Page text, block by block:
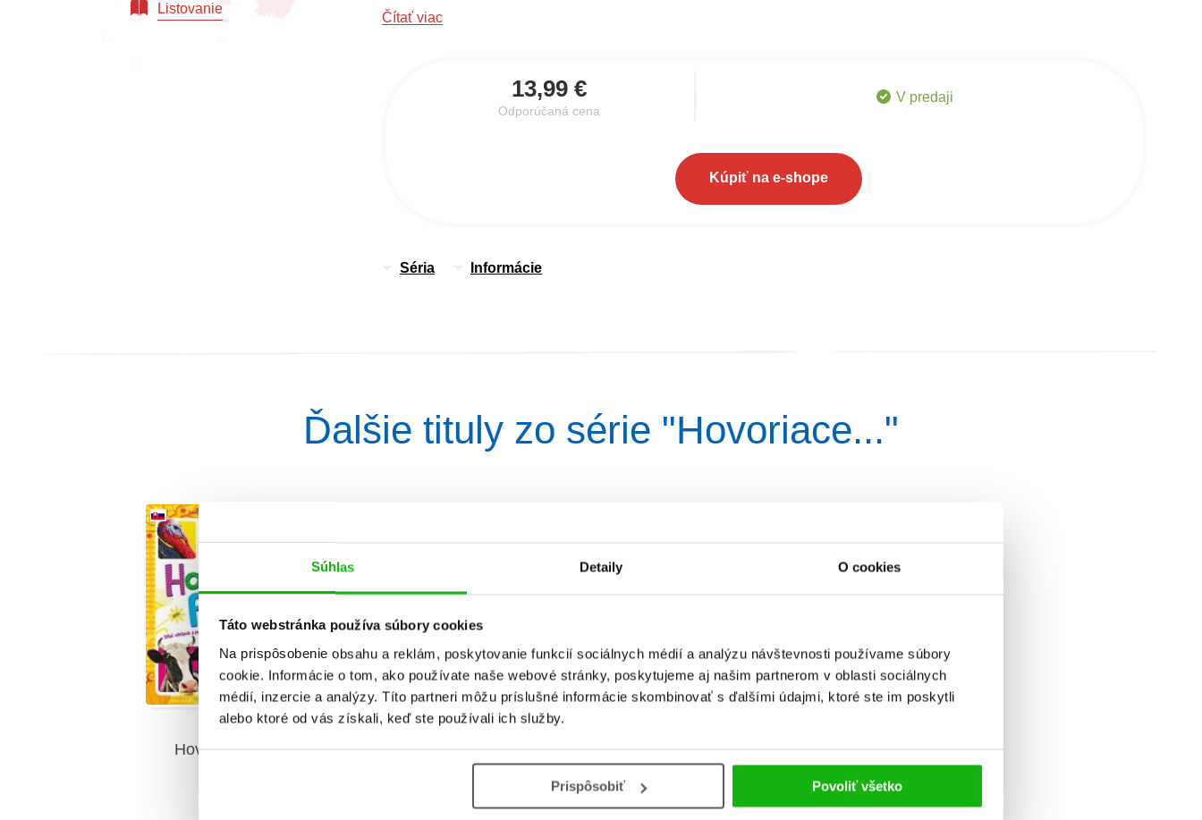
Súhlas Detaily O cookies
Táto webstránka používa súbory cookies
Na prispôsobenie obsahu a reklám, poskytovanie funkcií sociálnych médií a analýzu návštevnosti používame súbory
cookie. Informácie o tom, ako používate naše webové stránky, poskytujeme aj našim partnerom v oblasti sociálnych
médií, inzercie a analýzy. Títo partneri môžu príslušné informácie skombinovať s ďalšími údajmi, ktoré ste im poskytli
alebo ktoré od vás získali, keď ste používali ich služby.
Prispôsobiť Povoliť všetko
Listovanie
Čítať viac
13,99 €
Odporúčaná cena
V predaji
Kúpiť na e-shope
Séria Informácie
Ďalšie tituly zo série "Hovoriace..."
Hovoriaca farma